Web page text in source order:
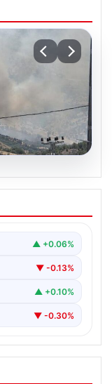
Kontrol
devam ediyor.
▲ +0.06%
▼ -0.13%
▲ +0.10%
▼ -0.30%